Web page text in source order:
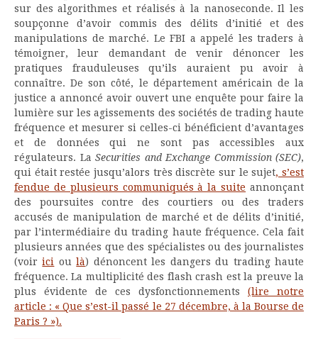
sur des algorithmes et réalisés à la nanoseconde. Il les
soupçonne d’avoir commis des délits d’initié et des
manipulations de marché. Le FBI a appelé les traders à
témoigner, leur demandant de venir dénoncer les
pratiques frauduleuses qu’ils auraient pu avoir à
connaître. De son côté, le département américain de la
justice a annoncé avoir ouvert une enquête pour faire la
lumière sur les agissements des sociétés de trading haute
fréquence et mesurer si celles-ci bénéficient d’avantages
et de données qui ne sont pas accessibles aux
régulateurs. La Securities and Exchange Commission (SEC),
qui était restée jusqu’alors très discrète sur le sujet, s’est
fendue de plusieurs communiqués à la suite annonçant
des poursuites contre des courtiers ou des traders
accusés de manipulation de marché et de délits d’initié,
par l’intermédiaire du trading haute fréquence. Cela fait
plusieurs années que des spécialistes ou des journalistes
(voirici oulà) dénoncent les dangers du trading haute
fréquence. La multiplicité des flash crash est la preuve la
plus évidente de ces dysfonctionnements (lire notre
article : « Que s’est-il passé le 27 décembre, à la Bourse de
Paris ? »).